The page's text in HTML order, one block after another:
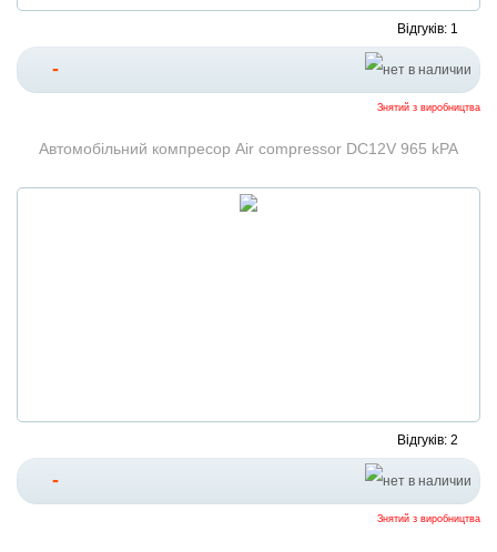
Відгуків: 1
-
Знятий з виробництва
Автомобільний компресор Air compressor DC12V 965 kPA
Відгуків: 2
-
Знятий з виробництва